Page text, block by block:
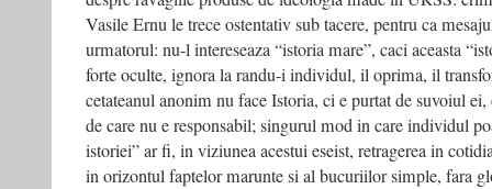
Vasile Ernu le trece ostentativ sub tacere, pentru ca
urmatorul: nu-l intereseaza “istoria mare”, caci aceasta
forte oculte, ignora la randu-i individul, il oprima, il
cetateanul anonim nu face Istoria, ci e purtat de suvoiul
de care nu e responsabil; singurul mod in care individul
istoriei” ar fi, in viziunea acestui eseist, retragerea in
in orizontul faptelor marunte si al bucuriilor simple, fara